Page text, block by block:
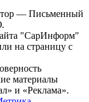
— Письменный
"СарИнформ"
на страницу с
материалы
и «Реклама».